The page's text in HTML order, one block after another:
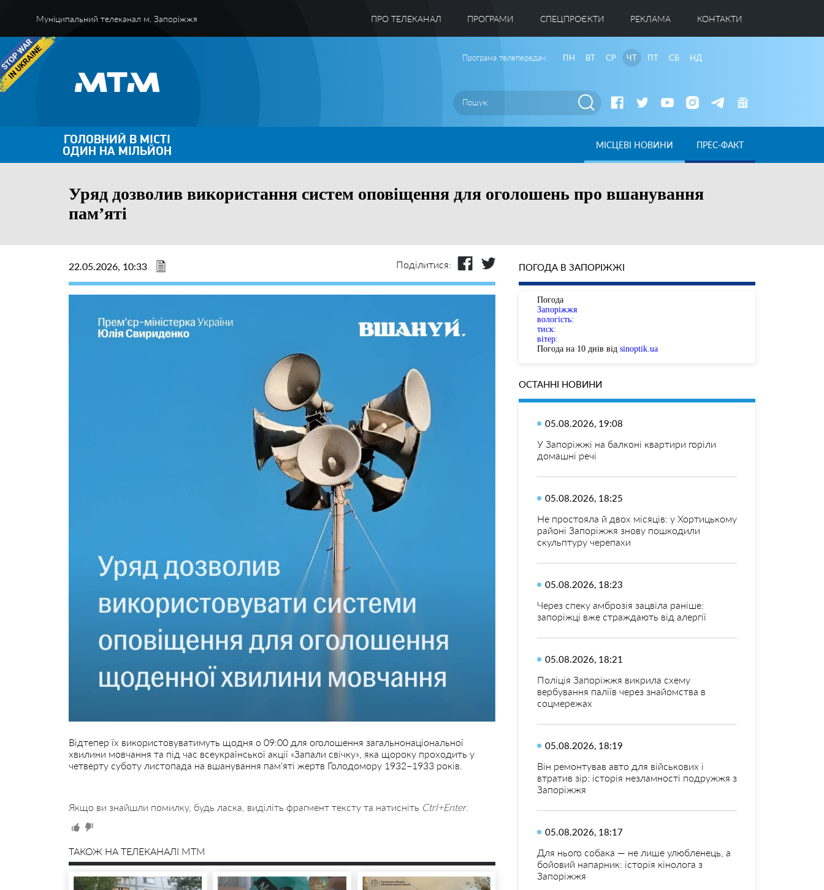
Муніципальний телеканал м. Запоріжжя ПРО ТЕЛЕКАНАЛ ПРОГРАМИ CПЕЦПРОЄКТИ РЕКЛАМА КОНТАКТИ
Програма телепередач: ПН ВТ СР ЧТ ПТ СБ НД
ГОЛОВНИЙ В МІСТІ
ОДИН НА МІЛЬЙОН МІСЦЕВІ НОВИНИ ПРЕС-ФАКТ
Уряд дозволив використання систем оповіщення для оголошень про вшанування
памʼяті
22.05.2026, 10:33 Поділитися:
Відтепер їх використовуватимуть щодня о 09:00 для оголошення загальнонаціональної
хвилини мовчання та під час всеукраїнської акції «Запали свічку», яка щороку проходить у
четверту суботу листопада на вшанування пам’яті жертв Голодомору 1932–1933 років.
Якщо ви знайшли помилку, будь ласка, виділіть фрагмент тексту та натисніть Ctrl+Enter.
ТАКОЖ НА ТЕЛЕКАНАЛІ MTM
ПОГОДА В ЗАПОРІЖЖІ
Погода
Запоріжжя
вологість:
тиск:
вітер:
Погода на 10 днів від sinoptik.ua
ОСТАННІ НОВИНИ
05.08.2026, 19:08
У Запоріжжі на балконі квартири горіли
домашні речі
05.08.2026, 18:25
Не простояла й двох місяців: у Хортицькому
районі Запоріжжя знову пошкодили
скульптуру черепахи
05.08.2026, 18:23
Через спеку амброзія зацвіла раніше:
запоріжці вже страждають від алергії
05.08.2026, 18:21
Поліція Запоріжжя викрила схему
вербування паліїв через знайомства в
соцмережах
05.08.2026, 18:19
Він ремонтував авто для військових і
втратив зір: історія незламності подружжя з
Запоріжжя
05.08.2026, 18:17
Для нього собака — не лише улюбленець, а
бойовий напарник: історія кінолога з
Запоріжжя